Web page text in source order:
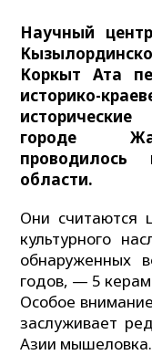
Научный
Коркыт Ата
историко-
городе
области.
Они считаются
культурного
обнаруженных
годов, — 5
Особое
заслуживает
Азии мышеловка.